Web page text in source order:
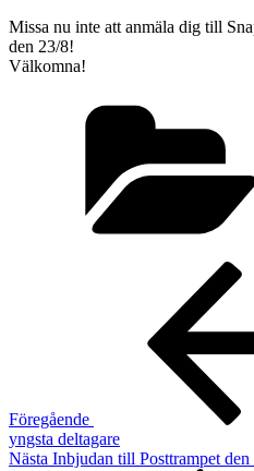
Missa nu inte att anmäla dig till
den 23/8!
Välkomna!
Inläggsnavigering
Föregående
yngsta deltagare
Nästa
Nästa Inbjudan till Posttrampet den